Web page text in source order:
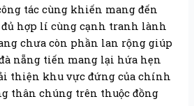
tác cùng khiến mang đến
đủ hợp lí cùng cạnh tranh lành
chưa còn phần lan rộng giúp
nẵng tiến mang lại hứa hẹn
thiện khu vực đứng của chính
thân chúng trên thuộc đồng